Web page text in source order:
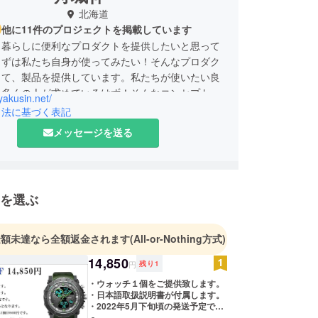
北海道
他に11件のプロジェクトを掲載しています
らしに便利なプロダクトを提供したいと思って
は私たち自身が使ってみたい！そんなプロダク
、製品を提供しています。私たちが使いたい良
くの人が求めているはず！そんなコンセプトの
品を提供していきたいと思っています！
に基づく表記
メッセージを送る
選ぶ
未達なら全額返金されます(All-or-Nothing方式)
14,850円 残り 1
・ウォッチ１個をご提供致します。
・日本語取扱説明書が付属します。
・2022年5月下旬頃の発送予定で